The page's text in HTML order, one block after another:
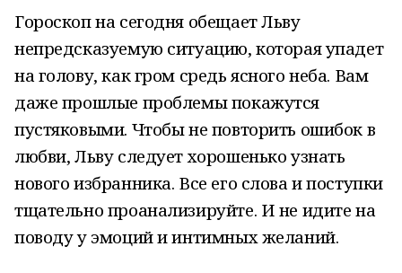
Гороскоп на сегодня обещает Льву
непредсказуемую ситуацию, которая упадет
на голову, как гром средь ясного неба. Вам
даже прошлые проблемы покажутся
пустяковыми. Чтобы не повторить ошибок в
любви, Льву следует хорошенько узнать
нового избранника. Все его слова и поступки
тщательно проанализируйте. И не идите на
поводу у эмоций и интимных желаний.